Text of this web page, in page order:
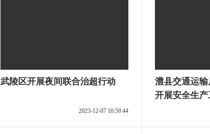
武陵区开展夜间联合治超行动
2023-12-07 10:59:44
澧县交通运
开展安全生